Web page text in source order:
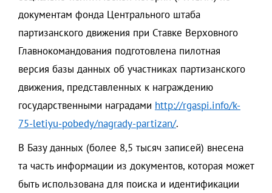
документам фонда Центрального штаба
партизанского движения при Ставке Верховного
Главнокомандования подготовлена пилотная
версия базы данных об участниках партизанского
движения, представленных к награждению
государственными наградами http://rgaspi.info/k-
75-letiyu-pobedy/nagrady-partizan/.
В Базу данных (более 8,5 тысяч записей) внесена
та часть информации из документов, которая может
быть использована для поиска и идентификации